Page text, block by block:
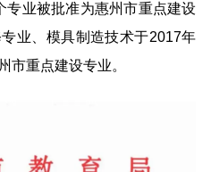
专业被批准为惠州市重点建设
业、模具制造技术于2017年
市重点建设专业。